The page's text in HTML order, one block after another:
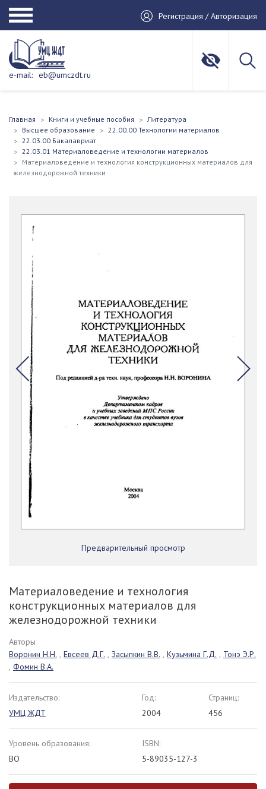
Регистрация / Авторизация
e-mail: eb@umczdt.ru
Главная Книги и учебные пособия
Литература
Высшее образование
22.00.00 Технологии материалов
22.03.00 Бакалавриат
22.03.01 Материаловедение и технологии материалов
Материаловедение и технология конструкционных материалов для
железнодорожной техники
Предварительный просмотр
Материаловедение и технология
конструкционных материалов для
железнодорожной техники
Авторы
Воронин Н.Н. , Евсеев Д.Г. , Засыпкин В.В. , Кузьмина Г.Д. , Тонэ Э.Р.
, Фомин В.А.
Издательство:
УМЦ ЖДТ
Год:
2004
Страниц:
456
Уровень образования:
ВО
ISBN:
5-89035-127-3